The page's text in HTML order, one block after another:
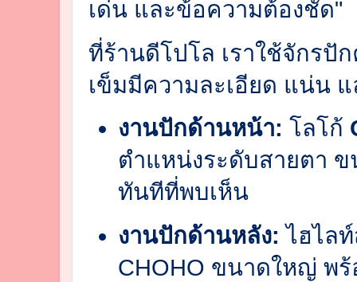
เด่น และข้อความต้องชัด"
ที่ร้านดีโปโล เราใช้จักรปั
เข็มมีความละเอียด แน่น
งานปักด้านหน้า: โลโก้
ตำแหน่งระดับสายตา
ทันทีที่พบเห็น
งานปักด้านหลัง: ไฮไล
CHOHO ขนาดใหญ่ พ